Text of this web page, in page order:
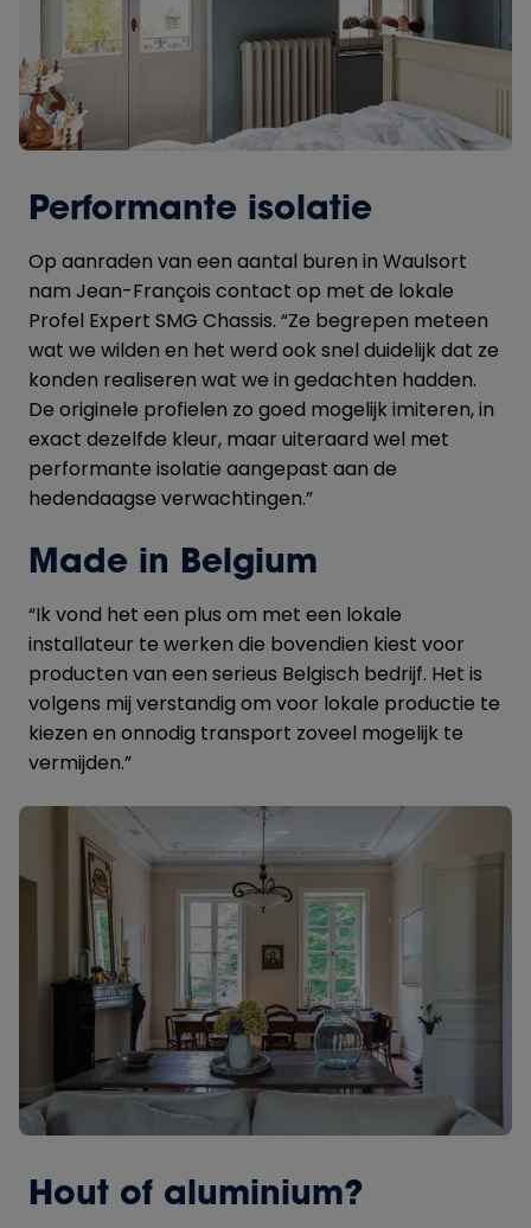
Performante isolatie
Op aanraden van een aantal buren in Waulsort
nam Jean-François contact op met de lokale
Profel Expert SMG Chassis. “Ze begrepen meteen
wat we wilden en het werd ook snel duidelijk dat ze
konden realiseren wat we in gedachten hadden.
De originele profielen zo goed mogelijk imiteren, in
exact dezelfde kleur, maar uiteraard wel met
performante isolatie aangepast aan de
hedendaagse verwachtingen.”
Made in Belgium
“Ik vond het een plus om met een lokale
installateur te werken die bovendien kiest voor
producten van een serieus Belgisch bedrijf. Het is
volgens mij verstandig om voor lokale productie te
kiezen en onnodig transport zoveel mogelijk te
vermijden.”
Hout of aluminium?